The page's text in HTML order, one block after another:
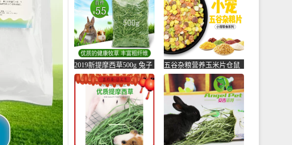
2019新提摩西草500g 兔子
荷兰猪干草豚鼠龙猫-猪饲
料(毅邦旗舰店仅售6.59元)
五谷杂粮营养玉米片仓鼠
松鼠荷兰猪兔子天竺猪磨
牙小零-猪饲料(宠悦宠物
用品专营店仅售2.5元)